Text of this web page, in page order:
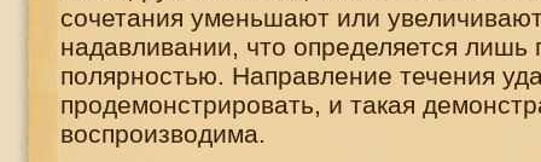
сочетания уменьшают или
надавливании, что определяется
полярностью. Направление течения
продемонстрировать, и такая
воспроизводима.